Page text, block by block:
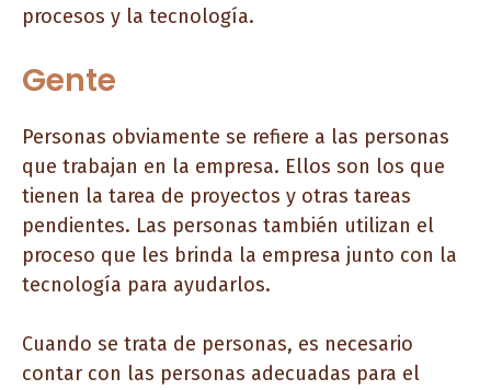
procesos y la tecnología.
Gente
Personas obviamente se refiere a las personas
que trabajan en la empresa. Ellos son los que
tienen la tarea de proyectos y otras tareas
pendientes. Las personas también utilizan el
proceso que les brinda la empresa junto con la
tecnología para ayudarlos.
Cuando se trata de personas, es necesario
contar con las personas adecuadas para el